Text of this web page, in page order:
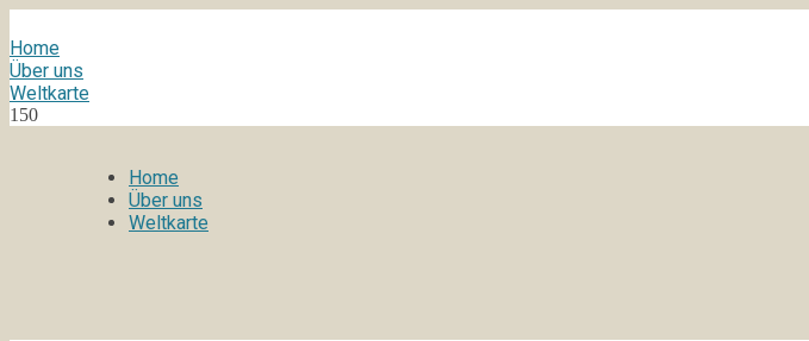
Home
Über uns
Weltkarte
150
Home
Über uns
Weltkarte